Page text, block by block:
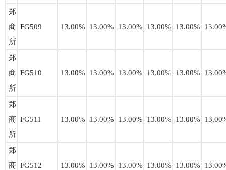
郑
商
所
FG509 13.00% 13.00% 13.00% 13.00% 13.00%
郑
商
所
FG510 13.00% 13.00% 13.00% 13.00% 13.00%
郑
商
所
FG511 13.00% 13.00% 13.00% 13.00% 13.00%
郑
商 FG512 13.00% 13.00% 13.00% 13.00% 13.00%